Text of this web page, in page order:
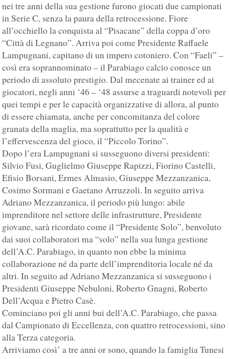
nei tre anni della sua gestione furono giocati due campionati
in Serie C, senza la paura della retrocessione. Fiore
all’occhiello la conquista al “Pisacane” della coppa d’oro
“Città di Legnano”. Arriva poi come Presidente Raffaele
Lampugnani, capitano di un impero cotoniero. Con “Faeli” –
così era soprannominato – il Parabiago calcio conosce un
periodo di assoluto prestigio. Dal mecenate ai trainer ed ai
giocatori, negli anni ‘46 – ‘48 assurse a traguardi notevoli per
quei tempi e per le capacità organizzative di allora, al punto
di essere chiamata, anche per concomitanza del colore
granata della maglia, ma soprattutto per la qualità e
l’effervescenza del gioco, il “Piccolo Torino”.
Dopo l’era Lampugnani si susseguono diversi presidenti:
Silvio Fusi, Guglielmo Giuseppe Rapizzi, Fiorino Castelli,
Efisio Borsani, Ermes Almasio, Giuseppe Mezzanzanica,
Cosimo Sormani e Gaetano Arruzzoli. In seguito arriva
Adriano Mezzanzanica, il periodo più lungo: abile
imprenditore nel settore delle infrastrutture, Presidente
giovane, sarà ricordato come il “Presidente Solo”, benvoluto
dai suoi collaboratori ma “solo” nella sua lunga gestione
dell’A.C. Parabiago, in quanto non ebbe la minima
collaborazione né da parte dell’imprenditoria locale né da
altri. In seguito ad Adriano Mezzanzanica si susseguono i
Presidenti Giuseppe Nebuloni, Roberto Gnagni, Roberto
Dell’Acqua e Pietro Casè.
Cominciano poi gli anni bui dell’A.C. Parabiago, che passa
dal Campionato di Eccellenza, con quattro retrocessioni, sino
alla Terza categoria.
Arriviamo così’ a tre anni or sono, quando la famiglia Tunesi